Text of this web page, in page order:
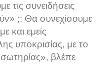
τις συνειδήσεις
;; Θα συνεχίσουμε
και εμείς
υποκρισίας, με το
βλέπε